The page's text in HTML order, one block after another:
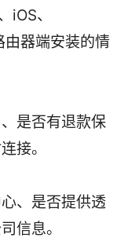
iOS、
器端安装的情
是否有退款保
接。
、是否提供透
信息。